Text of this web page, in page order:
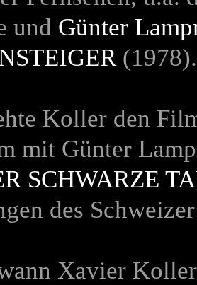
und Günter
(1978).
Koller den
mit Günter
SCHWARZE
des
Xavier